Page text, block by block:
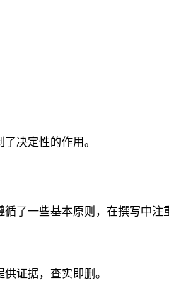
决定性的作用。
了一些基本原则，在撰写中
证据，查实即删。